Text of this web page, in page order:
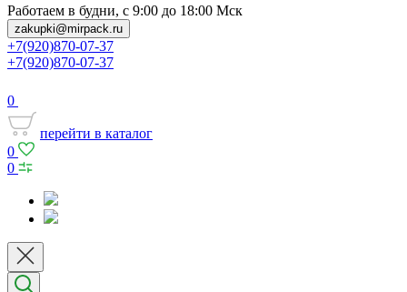
Работаем в будни, с 9:00 до 18:00 Мск
zakupki@mirpack.ru
+7(920)870-07-37
+7(920)870-07-37
0
перейти в каталог
0
0